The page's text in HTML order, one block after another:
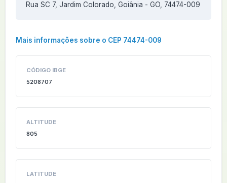
Rua SC 7, Jardim Colorado, Goiânia - GO, 74474-009
Mais informações sobre o CEP 74474-009
CÓDIGO IBGE
5208707
ALTITUDE
805
LATITUDE